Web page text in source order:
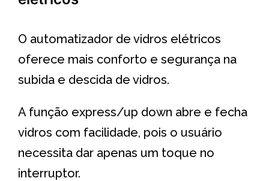
O automatizador de vidros elétricos
oferece mais conforto e segurança na
subida e descida de vidros.
A função express/up down abre e fecha
vidros com facilidade, pois o usuário
necessita dar apenas um toque no
interruptor.